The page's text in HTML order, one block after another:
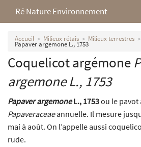
Ré Nature Environnement
L’association
Milieux rétais
Nos parutions
Accueil Milieux rétais Milieux terrestres
Papaver argemone L., 1753
Coquelicot argémone
argemoneL., 1753
Papaver argemoneL., 1753ou le pavot
Papaveraceaeannuelle. Il mesure
mai à août. On l’appelle aussi
rude.